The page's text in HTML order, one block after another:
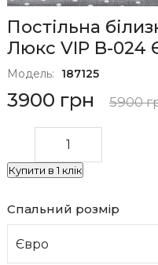
Постільна
Люкс VIP B-024
Модель: 187125
3900 грн 5900
Купити в 1 клік
Спальний розмір